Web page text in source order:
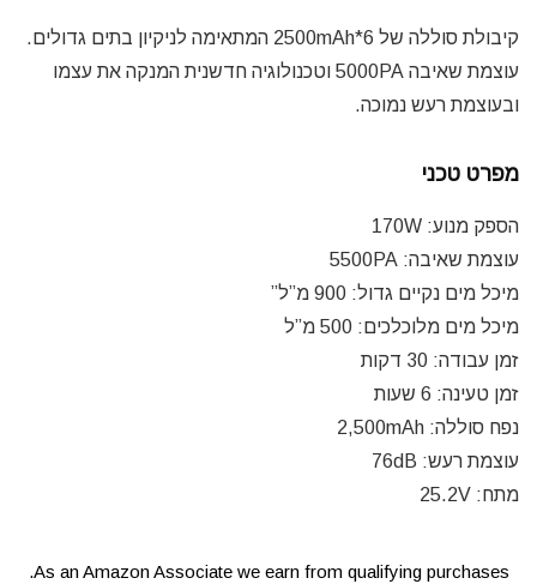
קיבולת סוללה של 2500mAh*6 המתאימה לניקיון בתים גדולים.
עוצמת שאיבה 5000PA וטכנולוגיה חדשנית המנקה את עצמו
ובעוצמת רעש נמוכה.
מפרט טכני
הספק מנוע: 170W
עוצמת שאיבה: 5500PA
מיכל מים נקיים גדול: 900 מ”ל”
מיכל מים מלוכלכים: 500 מ”ל
זמן עבודה: 30 דקות
זמן טעינה: 6 שעות
נפח סוללה: 2,500mAh
עוצמת רעש: 76dB
מתח: 25.2V
As an Amazon Associate we earn from qualifying purchases.